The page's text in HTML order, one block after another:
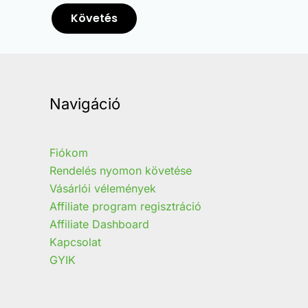
Követés
Navigáció
Fiókom
Rendelés nyomon követése
Vásárlói vélemények
Affiliate program regisztráció
Affiliate Dashboard
Kapcsolat
GYIK